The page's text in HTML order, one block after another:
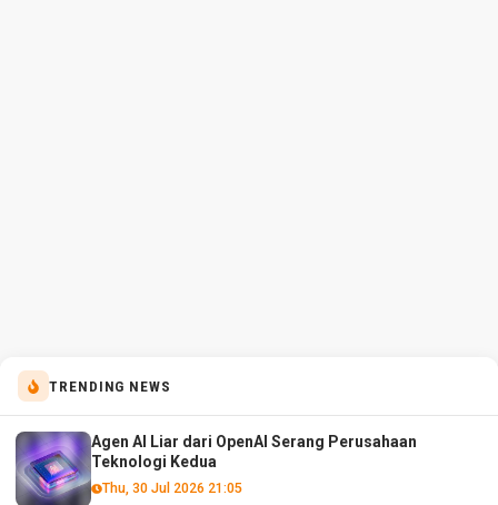
TRENDING NEWS
Agen AI Liar dari OpenAI Serang Perusahaan
Teknologi Kedua
Thu, 30 Jul 2026 21:05